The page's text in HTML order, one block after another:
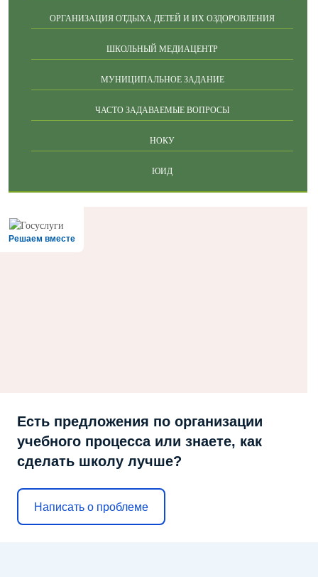
ОРГАНИЗАЦИЯ ОТДЫХА ДЕТЕЙ И ИХ ОЗДОРОВЛЕНИЯ
ШКОЛЬНЫЙ МЕДИАЦЕНТР
МУНИЦИПАЛЬНОЕ ЗАДАНИЕ
ЧАСТО ЗАДАВАЕМЫЕ ВОПРОСЫ
НОКУ
ЮИД
Решаем вместе
Есть предложения по организации
учебного процесса или знаете, как
сделать школу лучше?
Написать о проблеме